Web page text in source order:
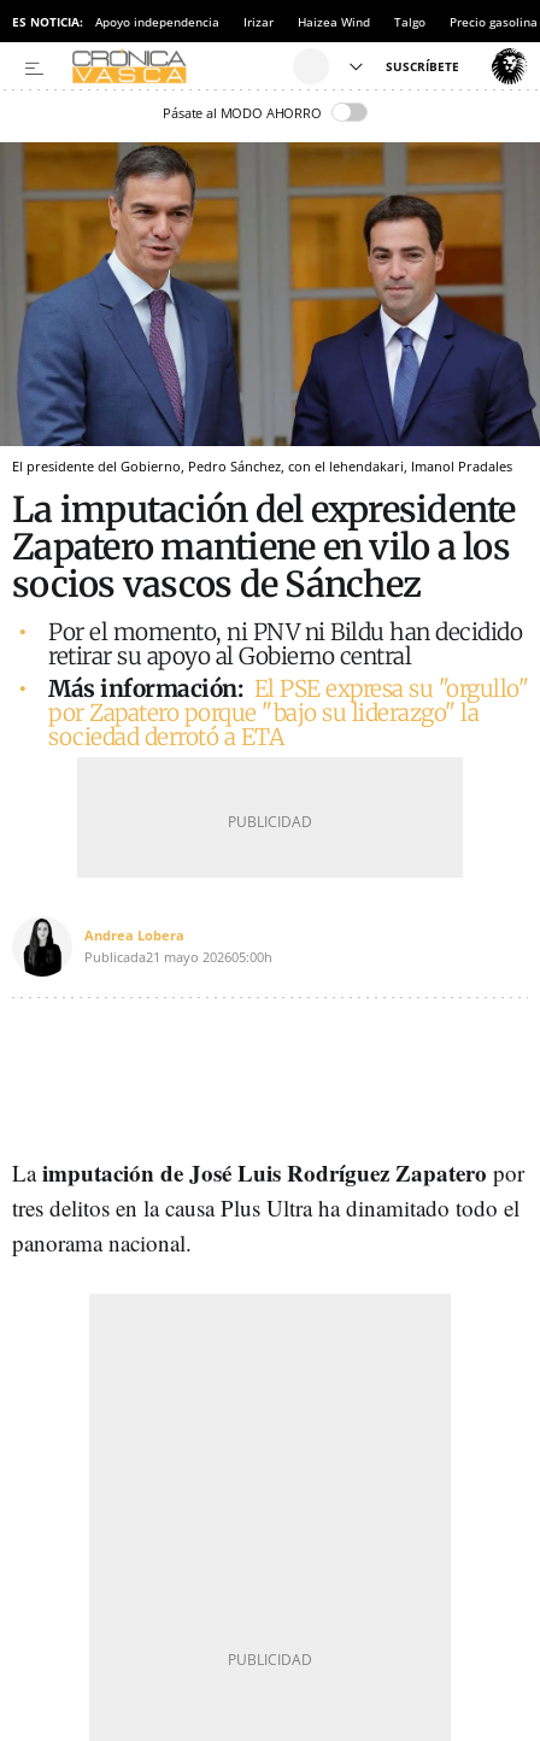
ES NOTICIA: Apoyo independencia Irizar Haizea Wind Talgo Precio gasolina
Pásate al MODO AHORRO
El presidente del Gobierno, Pedro Sánchez, con el lehendakari, Imanol Pradales
La imputación del expresidente
Zapatero mantiene en vilo a los
socios vascos de Sánchez
Por el momento, ni PNV ni Bildu han decidido
retirar su apoyo al Gobierno central
Más información: El PSE expresa su "orgullo"
por Zapatero porque "bajo su liderazgo" la
sociedad derrotó a ETA
Andrea Lobera
Publicada21 mayo 202605:00h
Laimputación de José Luis Rodríguez Zapatero por
tres delitos en la causa Plus Ultra ha dinamitado todo el
panorama nacional.